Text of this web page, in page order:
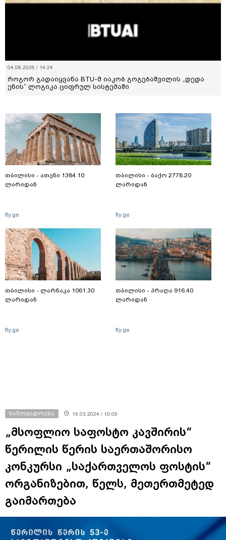
04.08.2026 / 14:24
როგორ გადაიყვანა BTU-მ იაკობ გოგებაშვილის „დედა
ენის“ ლოგიკა ციფრულ სისტემაში
თბილისი - ათენი 1384.10
ლარიდან
fly.ge
თბილისი - ლარნაკა 1061.30
ლარიდან
fly.ge
თბილისი - ბაქო 2778.20
ლარიდან
fly.ge
თბილისი - პრაღა 916.40
ლარიდან
fly.ge
საზოგადოება 15.03.2024 / 10:05
„მსოფლიო საფოსტო კავშირის“
წერილის წერის საერთაშორისო
კონკურსი „საქართველოს ფოსტის“
ორგანიზებით, წელს, მეთერთმეტედ
გაიმართება